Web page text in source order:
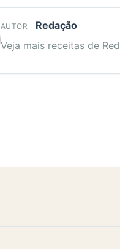
AUTOR
Redação
Veja mais receitas de